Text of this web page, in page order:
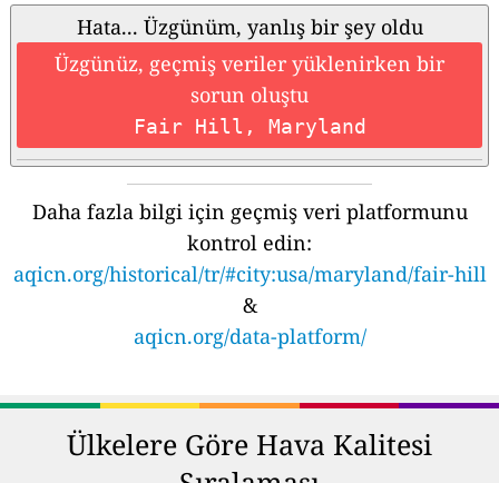
Hata... Üzgünüm, yanlış bir şey oldu
Üzgünüz, geçmiş veriler yüklenirken bir
sorun oluştu
Fair Hill, Maryland
Daha fazla bilgi için geçmiş veri platformunu
kontrol edin:
aqicn.org/historical/tr/#city:usa/maryland/fair-hill
&
aqicn.org/data-platform/
Ülkelere Göre Hava Kalitesi